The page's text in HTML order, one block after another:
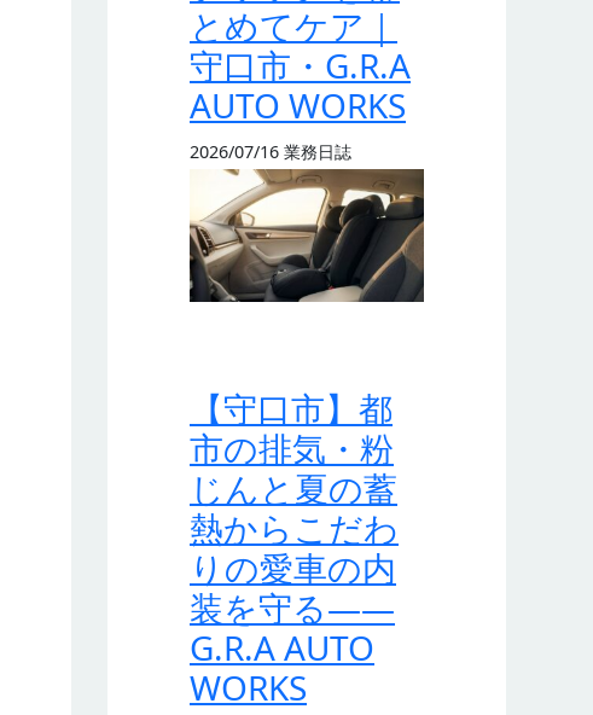
とめてケア｜
守口市・G.R.A
AUTO WORKS
2026/07/16 業務日誌
【守口市】都
市の排気・粉
じんと夏の蓄
熱からこだわ
りの愛車の内
装を守る——
G.R.A AUTO
WORKS